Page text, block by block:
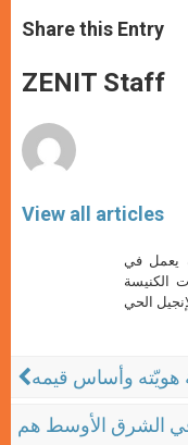
t
s
p
p
s
e
g
e
e
b
o
k
Share this Entry
ZENIT Staff
View all articles
يعمل في
الكنيسة
هويّته وأساس قيمه
الشرق الأوسط هم